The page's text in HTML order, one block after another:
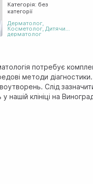
Категорія: без
категорії
Дерматолог,
Косметолог,Дитячий
дерматолог
потребує
методи
Слід
нашій клініці на